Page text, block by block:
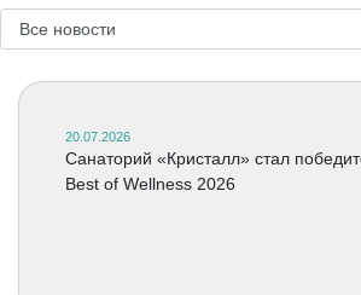
20.07.2026
Cанаторий «Кристалл» стал
Best of Wellness 2026